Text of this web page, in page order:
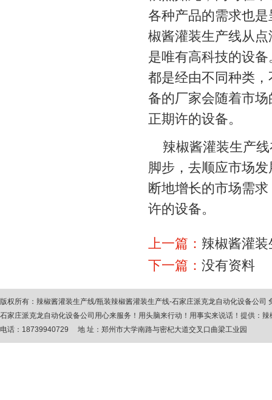
各种产品的需求也
椒酱灌装生产线从
是唯有高科技的设
都是经由不同种类
备的厂家会随着市
正期许的设备。
辣椒酱灌装生产线
脚步，去顺应市场
断地增长的市场需
许的设备。
上一篇： 辣椒酱灌
下一篇： 没有资料
版权所有： 辣椒酱灌装生产线/瓶装辣椒酱灌装生产线-石家庄派克龙自动化设备公司
石家庄派克龙自动化设备公司用心来服务！用头脑来行动！用事实来说话！提供： 辣
电话：18739940729 地 址：郑州市大学南路与密杞大道交叉口曲梁工业园